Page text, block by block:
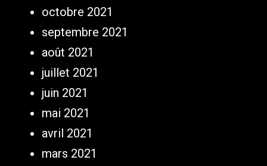
octobre 2021
septembre 2021
août 2021
juillet 2021
juin 2021
mai 2021
avril 2021
mars 2021